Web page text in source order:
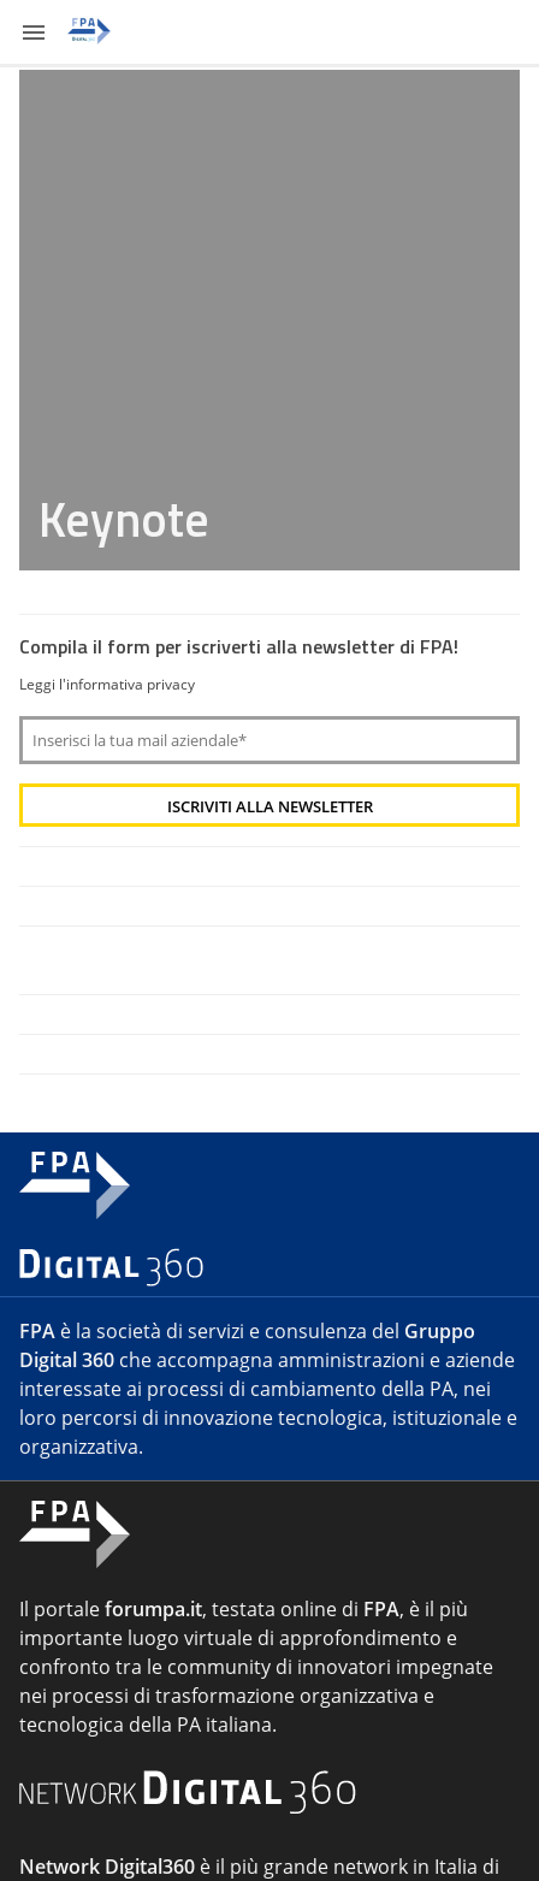
Keynote
Compila il form per iscriverti alla newsletter di FPA!
Leggi l'informativa privacy
FPA è la società di servizi e consulenza del Gruppo
Digital 360 che accompagna amministrazioni e aziende
interessate ai processi di cambiamento della PA, nei
loro percorsi di innovazione tecnologica, istituzionale e
organizzativa.
Il portaleforumpa.it, testata online di FPA, è il più
importante luogo virtuale di approfondimento e
confronto tra le community di innovatori impegnate
nei processi di trasformazione organizzativa e
tecnologica della PA italiana.
Network Digital360 è il più grande network in Italia di